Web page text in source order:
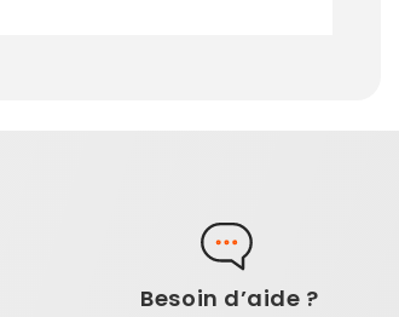
Besoin d’aide ?